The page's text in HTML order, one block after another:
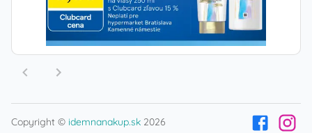
Copyright © idemnanakup.sk 2026